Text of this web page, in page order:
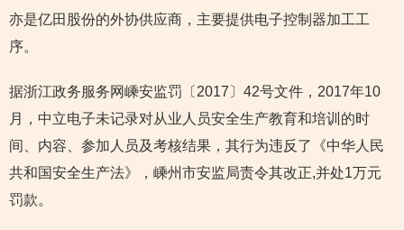
亦是亿田股份的外协供应商，主要提供电子控制器加工工
序。
据浙江政务服务网嵊安监罚〔2017〕42号文件，2017年10
月，中立电子未记录对从业人员安全生产教育和培训的时
间、内容、参加人员及考核结果，其行为违反了《中华人民
共和国安全生产法》，嵊州市安监局责令其改正,并处1万元
罚款。